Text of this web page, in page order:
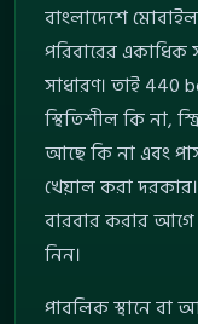
বাংলাদেশে
পরিবারের
সাধারণ। তাই 440
স্থিতিশীল কি না,
আছে কি না এবং
খেয়াল করা
বারবার করার আগে
নিন।
পাবলিক স্থানে বা